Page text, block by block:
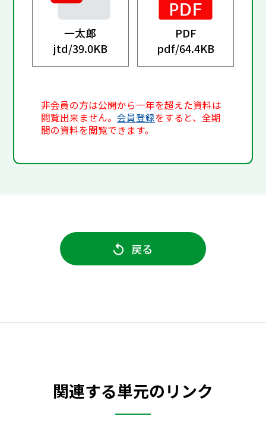
一太郎
jtd/39.0KB
PDF
pdf/64.4KB
非会員の方は公開から一年を超えた資料は
閲覧出来ません。会員登録をすると、全期
間の資料を閲覧できます。
戻る
関連する単元のリンク